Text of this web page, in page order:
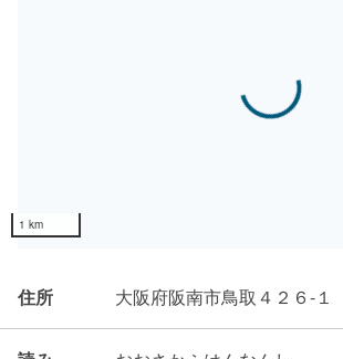
住所 大阪府阪南市鳥取４２６-１
Loading...
1 km